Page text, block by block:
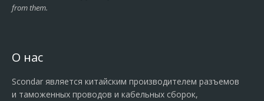
from them.
О нас
Scondar является китайским производителем разъемов
и таможенных проводов и кабельных сборок,